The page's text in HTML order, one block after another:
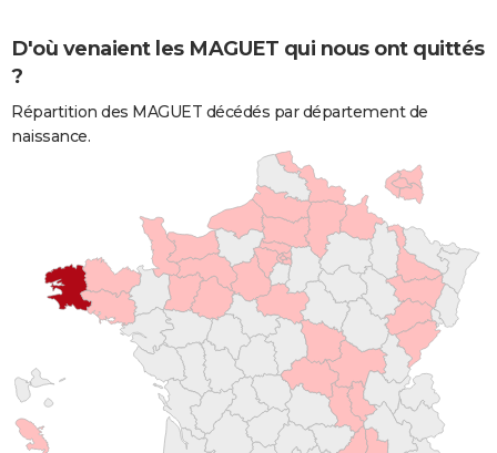
D'où venaient les MAGUET qui nous ont quittés
?
Répartition des MAGUET décédés par département de
naissance.